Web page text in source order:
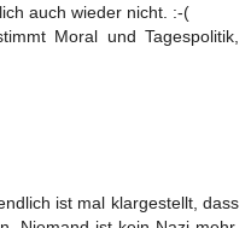
auch wieder nicht. :-(
Moral und Tagespolitik,
ist mal klargestellt, dass